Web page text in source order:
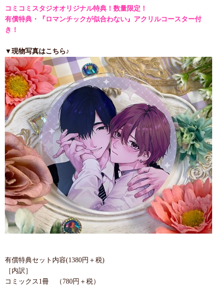
コミコミスタジオオリジナル特典！数量限定！
有償特典・『ロマンチックが似合わない』アクリルコースター付
き！
▼現物写真はこちら♪
有償特典セット内容(1380円＋税)
［内訳］
コミックス1冊 （780円＋税）